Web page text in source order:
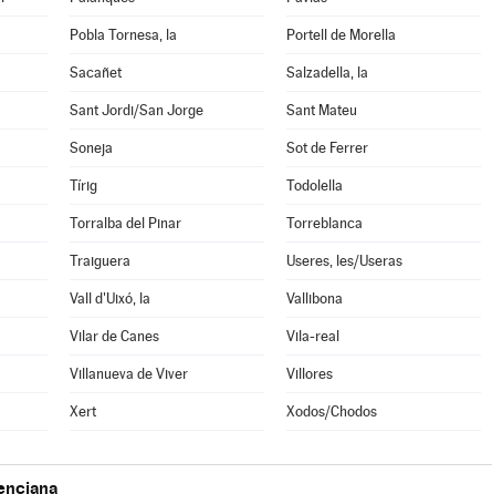
Pobla Tornesa, la Portell de Morella
Sacañet Salzadella, la
Sant Jordi/San Jorge Sant Mateu
Soneja Sot de Ferrer
Tírig Todolella
Torralba del Pinar Torreblanca
Traiguera Useres, les/Useras
Vall d'Uixó, la Vallibona
Vilar de Canes Vila-real
Villanueva de Viver Villores
Xert Xodos/Chodos